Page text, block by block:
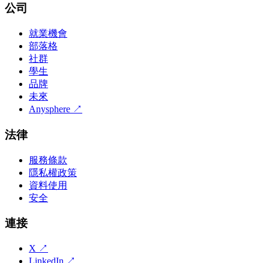
公司
就業機會
部落格
社群
學生
品牌
未來
Anysphere ↗
法律
服務條款
隱私權政策
資料使用
安全
連接
X ↗
LinkedIn ↗